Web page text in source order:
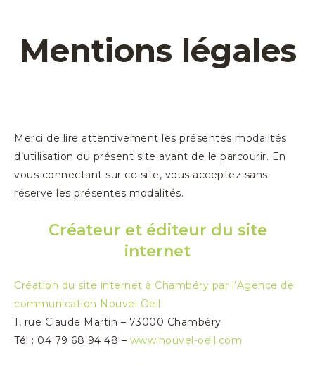
Mentions légales
Merci de lire attentivement les présentes modalités
d’utilisation du présent site avant de le parcourir. En
vous connectant sur ce site, vous acceptez sans
réserve les présentes modalités.
Créateur et éditeur du site
internet
Création du site internet à Chambéry par l’Agence de
communication Nouvel Oeil
1, rue Claude Martin – 73000 Chambéry
Tél : 04 79 68 94 48 – www.nouvel-oeil.com